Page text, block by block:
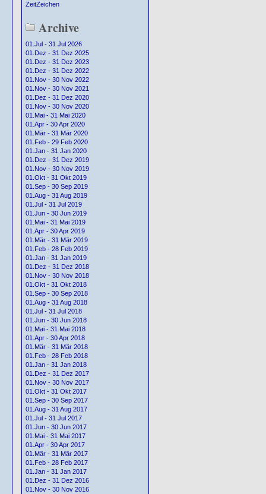
ZeitZeichen
Archive
01.Jul - 31 Jul 2026
01.Dez - 31 Dez 2025
01.Dez - 31 Dez 2023
01.Dez - 31 Dez 2022
01.Nov - 30 Nov 2022
01.Nov - 30 Nov 2021
01.Dez - 31 Dez 2020
01.Nov - 30 Nov 2020
01.Mai - 31 Mai 2020
01.Apr - 30 Apr 2020
01.Mär - 31 Mär 2020
01.Feb - 29 Feb 2020
01.Jan - 31 Jan 2020
01.Dez - 31 Dez 2019
01.Nov - 30 Nov 2019
01.Okt - 31 Okt 2019
01.Sep - 30 Sep 2019
01.Aug - 31 Aug 2019
01.Jul - 31 Jul 2019
01.Jun - 30 Jun 2019
01.Mai - 31 Mai 2019
01.Apr - 30 Apr 2019
01.Mär - 31 Mär 2019
01.Feb - 28 Feb 2019
01.Jan - 31 Jan 2019
01.Dez - 31 Dez 2018
01.Nov - 30 Nov 2018
01.Okt - 31 Okt 2018
01.Sep - 30 Sep 2018
01.Aug - 31 Aug 2018
01.Jul - 31 Jul 2018
01.Jun - 30 Jun 2018
01.Mai - 31 Mai 2018
01.Apr - 30 Apr 2018
01.Mär - 31 Mär 2018
01.Feb - 28 Feb 2018
01.Jan - 31 Jan 2018
01.Dez - 31 Dez 2017
01.Nov - 30 Nov 2017
01.Okt - 31 Okt 2017
01.Sep - 30 Sep 2017
01.Aug - 31 Aug 2017
01.Jul - 31 Jul 2017
01.Jun - 30 Jun 2017
01.Mai - 31 Mai 2017
01.Apr - 30 Apr 2017
01.Mär - 31 Mär 2017
01.Feb - 28 Feb 2017
01.Jan - 31 Jan 2017
01.Dez - 31 Dez 2016
01.Nov - 30 Nov 2016